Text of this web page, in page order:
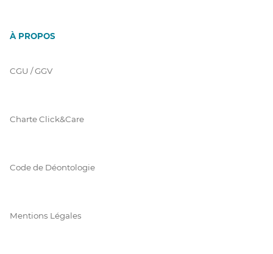
À PROPOS
CGU / GGV
Charte Click&Care
Code de Déontologie
Mentions Légales